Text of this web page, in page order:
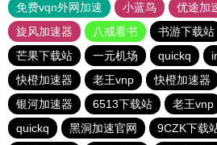
免费vqn外网加速
小蓝鸟 优途加
旋风加速器
八戒看书 书游下载站
芒果下载站
一元机场 quickq
快橙加速器
老王vnp 快橙加速器
银河加速器
6513下载站 老王vnp
quickq
黑洞加速官网 9CZK下载